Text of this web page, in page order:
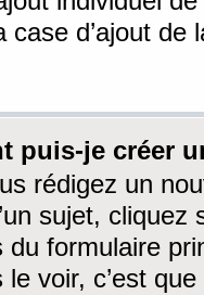
case d’ajout
puis-je créer
rédigez un
sujet, cliquez
du formulaire
le voir, c’est